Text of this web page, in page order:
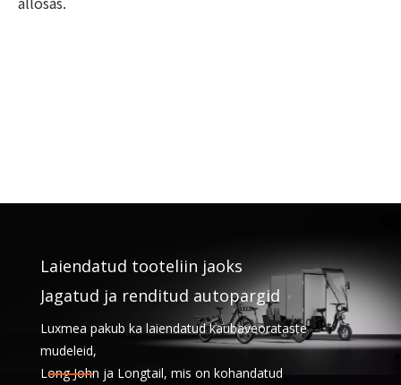
Laiendatud tooteliin jaoks
Jagatud ja renditud autopargid
Luxmea pakub ka laiendatud kaubaveorataste
mudeleid,
Long John ja Longtail, mis on kohandatud